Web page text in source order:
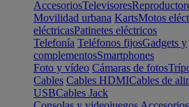
AccesoriosTelevisores
Movilidad urbana KartsMotos
eléctricasPatinetes eléctricos
Telefonía Teléfonos fijosGadgets y
complementosSmartphones
Foto y vídeo Cámaras de fotos
Cables Cables HDMICables de
USBCables Jack